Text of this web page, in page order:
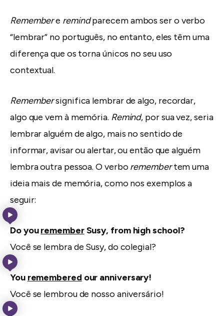
Remembere remindparecem ambos ser o verbo
“lembrar” no português, no entanto, eles têm uma
diferença que os torna únicos no seu uso
contextual.
Remembersignifica lembrar de algo, recordar,
algo que vem à memória. Remind, por sua vez, seria
lembrar alguém de algo, mais no sentido de
informar, avisar ou alertar, ou então que alguém
lembra outra pessoa. O verboremembertem uma
ideia mais de memória, como nos exemplos a
seguir:
Do yourememberSusy, from high school?
Você se lembra de Susy, do colegial?
You remembered our anniversary!
Você se lembrou de nosso aniversário!